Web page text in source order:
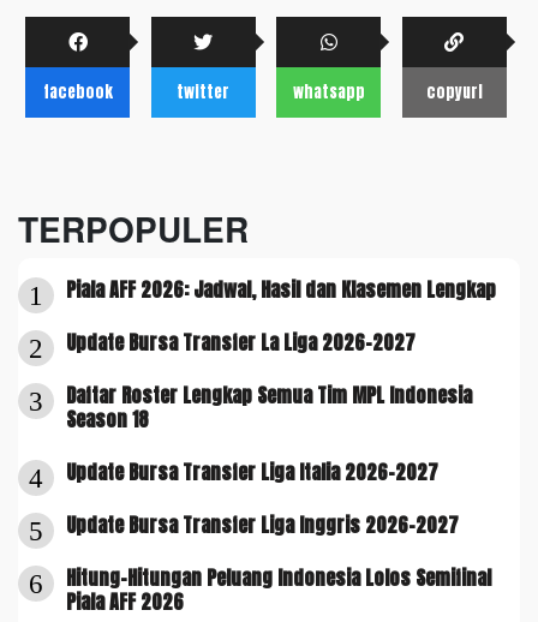
facebook twitter whatsapp copyurl
TERPOPULER
1 Piala AFF 2026: Jadwal, Hasil dan Klasemen Lengkap
2 Update Bursa Transfer La Liga 2026-2027
3
Daftar Roster Lengkap Semua Tim MPL Indonesia
Season 18
4 Update Bursa Transfer Liga Italia 2026-2027
5 Update Bursa Transfer Liga Inggris 2026-2027
6
Hitung-Hitungan Peluang Indonesia Lolos Semifinal
Piala AFF 2026